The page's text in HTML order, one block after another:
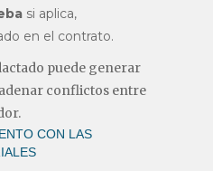
si aplica,
en el contrato.
puede generar
conflictos entre
CON LAS